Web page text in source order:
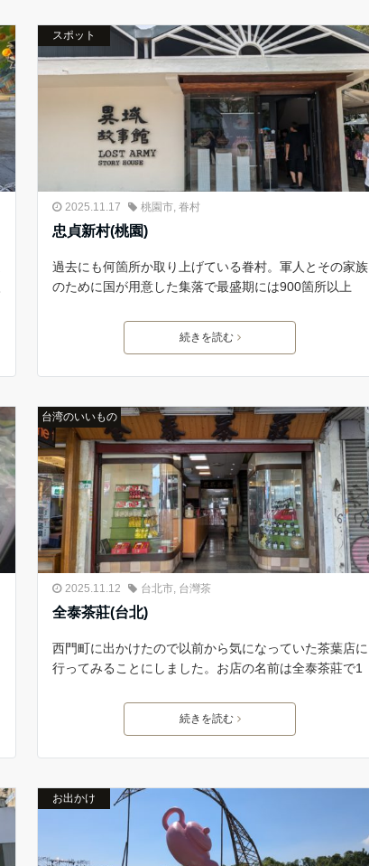
スポット
2025.11.17 桃園市, 眷村
忠貞新村(桃園)
過去にも何箇所か取り上げている眷村。軍人とその家族
のために国が用意した集落で最盛期には900箇所以上
続きを読む
台湾のいいもの
2025.11.12 台北市, 台灣茶
全泰茶莊(台北)
西門町に出かけたので以前から気になっていた茶葉店に
行ってみることにしました。お店の名前は全泰茶莊で1
続きを読む
お出かけ